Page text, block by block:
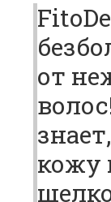
от
кожу